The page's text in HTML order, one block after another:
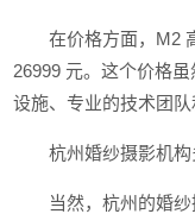
在价格方面，M2
26999 元。这个价格
设施、专业的技术团
杭州婚纱摄影机
当然，杭州的婚